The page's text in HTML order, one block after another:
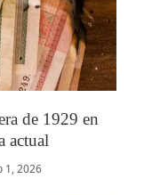
de 1929 en
actual
1, 2026